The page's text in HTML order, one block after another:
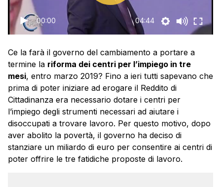
00:00 04:44
Ce la farà il governo del cambiamento a portare a
termine la riforma dei centri per l’impiego in tre
mesi, entro marzo 2019? Fino a ieri tutti sapevano che
prima di poter iniziare ad erogare il Reddito di
Cittadinanza era necessario dotare i centri per
l’impiego degli strumenti necessari ad aiutare i
disoccupati a trovare lavoro. Per questo motivo, dopo
aver abolito la povertà, il governo ha deciso di
stanziare un miliardo di euro per consentire ai centri di
poter offrire le tre fatidiche proposte di lavoro.